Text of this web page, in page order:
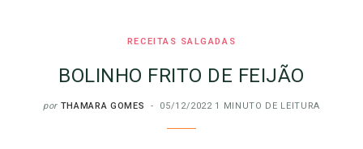
RECEITAS SALGADAS
BOLINHO FRITO DE FEIJÃO
por THAMARA GOMES 05/12/2022 1 MINUTO DE LEITURA